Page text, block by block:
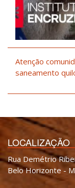
Atenção
saneamento
LOCALIZAÇÃO
Rua Demétrio
Belo Horizonte -